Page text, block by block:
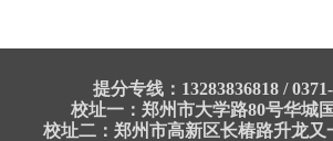
提分专线：13283836818 /
校址一：郑州市大学路80号华城
校址二：郑州市高新区长椿路升龙又